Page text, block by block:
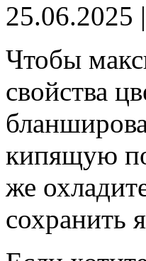
25.06.2025
Чтобы
свойства
кипящую
же
сохранить